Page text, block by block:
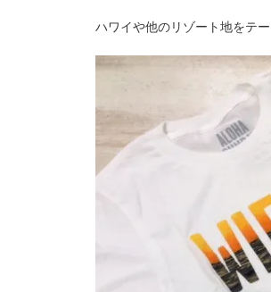
ハワイや他のリゾート地をテ